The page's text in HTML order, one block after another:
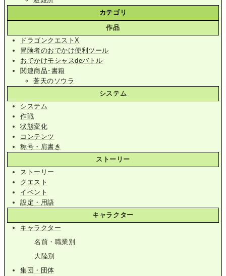
カテゴリ
作品
ドラゴンクエストX
冒険者のおでかけ便利ツール
おでかけモシャスdeバトル
関連商品･書籍
蒼天のソウラ
システム
システム
作戦
状態変化
コンテンツ
称号・肩書き
ストーリー
ストーリー
クエスト
イベント
設定・用語
キャラクター
キャラクター
名前・職業別
大陸別
集団・団体